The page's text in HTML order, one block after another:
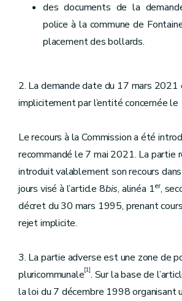
des documents de la
police à la commune de
placement des bollards.
2. La demande date du 17 mars
implicitement par l’entité concernée
Le recours à la Commission a été
recommandé le 7 mai 2021. La partie
introduit valablement son recours
jours visé à l’article 8bis, alinéa 1er,
décret du 30 mars 1995, prenant
rejet implicite.
3. La partie adverse est une zone de
pluricommunale[1]. Sur la base de
la loi du 7 décembre 1998 organisant